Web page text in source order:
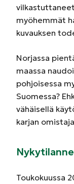
myöhemmät
kuvauksen
Norjassa
maassa
pohjoisessa
Suomessa?
vähäisellä
karjan
Nykytilanne
Toukokuussa